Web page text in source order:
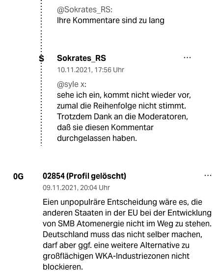
@Sokrates_RS:
Ihre Kommentare sind zu lang
S Sokrates_RS
10.11.2021, 17:56 Uhr
@syle x:
sehe ich ein, kommt nicht wieder vor,
zumal die Reihenfolge nicht stimmt.
Trotzdem Dank an die Moderatoren,
daß sie diesen Kommentar
durchgelassen haben.
0G 02854 (Profil gelöscht)
09.11.2021, 20:04 Uhr
Eien unpopulräre Entscheidung wäre es, die
anderen Staaten in der EU bei der Entwicklung
von SMB Atomenergie nicht im Weg zu stehen.
Deutschland muss das nicht selber machen,
darf aber ggf. eine weitere Alternative zu
großflächigen WKA-Industriezonen nicht
blockieren.